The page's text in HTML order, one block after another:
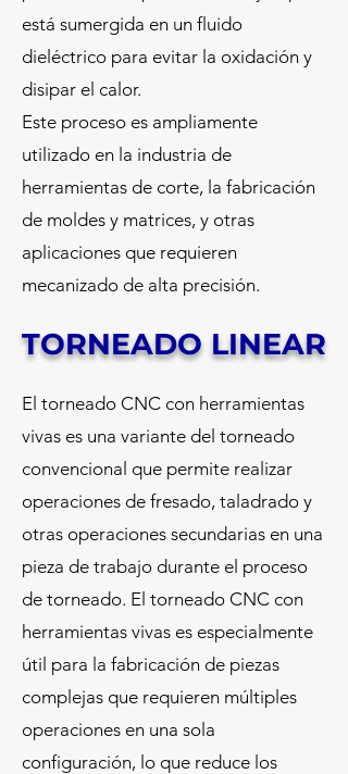
está sumergida en un fluido
dieléctrico para evitar la oxidación y
disipar el calor.
Este proceso es ampliamente
utilizado en la industria de
herramientas de corte, la fabricación
de moldes y matrices, y otras
aplicaciones que requieren
mecanizado de alta precisión.
TORNEADO LINEAR
El torneado CNC con herramientas
vivas es una variante del torneado
convencional que permite realizar
operaciones de fresado, taladrado y
otras operaciones secundarias en una
pieza de trabajo durante el proceso
de torneado. El torneado CNC con
herramientas vivas es especialmente
útil para la fabricación de piezas
complejas que requieren múltiples
operaciones en una sola
configuración, lo que reduce los